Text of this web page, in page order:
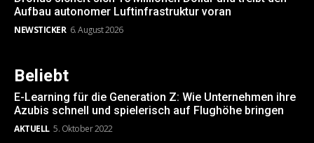
Aufbau autonomer Luftinfrastruktur voran
NEWSTICKER 6. August 2026
Beliebt
E-Learning für die Generation Z: Wie Unternehmen ihre
Azubis schnell und spielerisch auf Flughöhe bringen
AKTUELL 5. Oktober 2022